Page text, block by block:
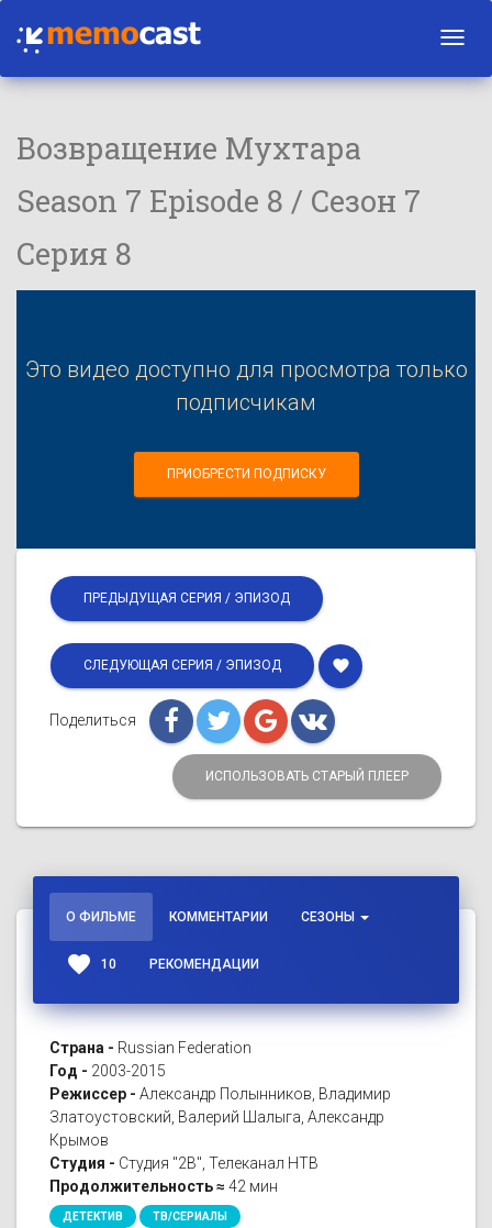
Возвращение Мухтара
Season 7 Episode 8 / Сезон 7
Серия 8
Это видео доступно для просмотра только
подписчикам
ПРИОБРЕСТИ ПОДПИСКУ
ПРЕДЫДУЩАЯ СЕРИЯ / ЭПИЗОД
СЛЕДУЮЩАЯ СЕРИЯ / ЭПИЗОД favorite
Поделиться
ИСПОЛЬЗОВАТЬ СТАРЫЙ ПЛЕЕР
О ФИЛЬМЕ КОММЕНТАРИИ СЕЗОНЫ
favorite 10 РЕКОМЕНДАЦИИ
Страна - Russian Federation
Год - 2003-2015
Режиссер - Александр Полынников, Владимир
Златоустовский, Валерий Шалыга, Александр
Крымов
Студия - Студия "2В", Телеканал НТВ
Продолжительность ≈ 42 мин
ДЕТЕКТИВ ТВ/СЕРИАЛЫ